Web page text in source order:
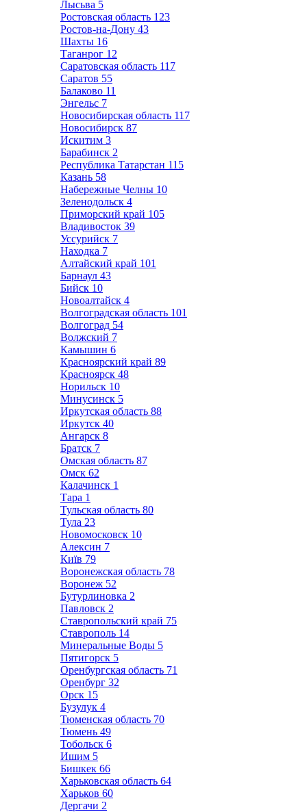
Лысьва 5
Ростовская область 123
Ростов-на-Дону 43
Шахты 16
Таганрог 12
Саратовская область 117
Саратов 55
Балаково 11
Энгельс 7
Новосибирская область 117
Новосибирск 87
Искитим 3
Барабинск 2
Республика Татарстан 115
Казань 58
Набережные Челны 10
Зеленодольск 4
Приморский край 105
Владивосток 39
Уссурийск 7
Находка 7
Алтайский край 101
Барнаул 43
Бийск 10
Новоалтайск 4
Волгоградская область 101
Волгоград 54
Волжский 7
Камышин 6
Красноярский край 89
Красноярск 48
Норильск 10
Минусинск 5
Иркутская область 88
Иркутск 40
Ангарск 8
Братск 7
Омская область 87
Омск 62
Калачинск 1
Тара 1
Тульская область 80
Тула 23
Новомосковск 10
Алексин 7
Київ 79
Воронежская область 78
Воронеж 52
Бутурлиновка 2
Павловск 2
Ставропольский край 75
Ставрополь 14
Минеральные Воды 5
Пятигорск 5
Оренбургская область 71
Оренбург 32
Орск 15
Бузулук 4
Тюменская область 70
Тюмень 49
Тобольск 6
Ишим 5
Бишкек 66
Харьковская область 64
Харьков 60
Дергачи 2